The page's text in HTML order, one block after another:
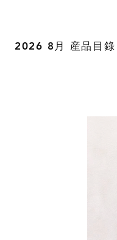
2026 8月 産品目錄